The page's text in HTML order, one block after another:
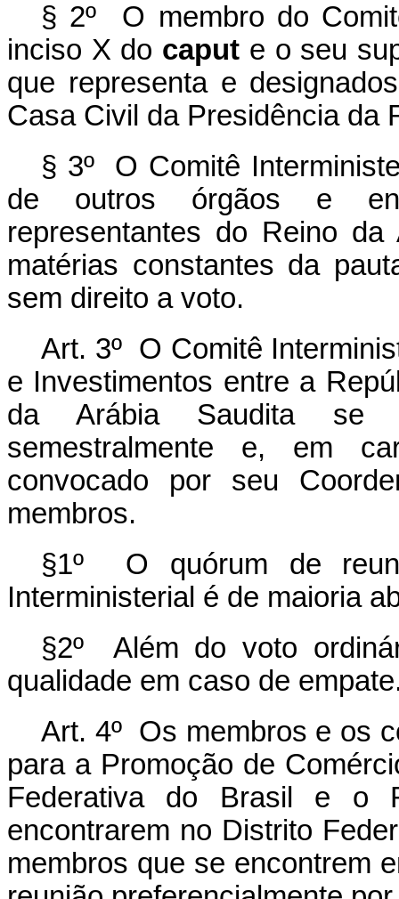
§ 2º O membro do
inciso X do caput e o seu
que representa e
Casa Civil da Presidência da
§ 3º O Comitê
de outros órgãos e
representantes do Reino
matérias constantes da
sem direito a voto.
Art. 3º O Comitê
e Investimentos entre a
da Arábia Saudita se
semestralmente e, em
convocado por seu
membros.
§1º O quórum de
Interministerial é de maioria
§2º Além do voto
qualidade em caso de
Art. 4º Os membros e os
para a Promoção de
Federativa do Brasil e o
encontrarem no Distrito
membros que se encontrem